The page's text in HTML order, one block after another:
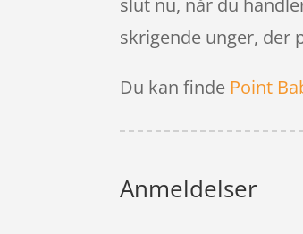
slut nu, når du
skrigende unger, der
Du kan finde Point
Anmeldelser